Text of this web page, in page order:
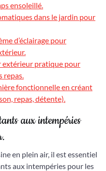
ensoleillé.
dans le jardin pour
d’éclairage pour
extérieur pratique pour
fonctionnelle en créant
repas, détente).
aux intempéries
en plein air, il est essentiel
aux intempéries pour les